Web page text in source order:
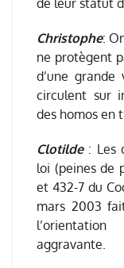
Christophe:
ne protègent
d’une grande
circulent sur
des homos en
Clotilde: Les
loi (peines de
et 432-7 du
mars 2003
aggravante.